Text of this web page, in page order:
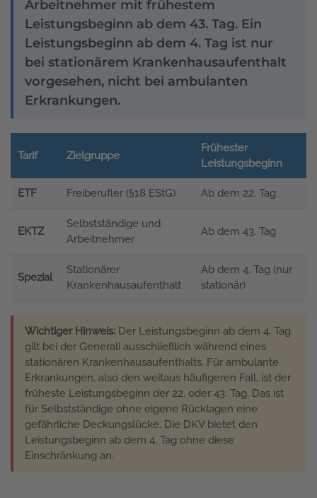
Arbeitnehmer mit frühestem
Leistungsbeginn ab dem 43. Tag. Ein
Leistungsbeginn ab dem 4. Tag ist nur
bei stationärem Krankenhausaufenthalt
vorgesehen, nicht bei ambulanten
Erkrankungen.
Tarif Zielgruppe
Frühester
Leistungsbeginn
ETF Freiberufler (§18 EStG) Ab dem 22. Tag
EKTZ
Selbstständige und
Arbeitnehmer
Ab dem 43. Tag
Spezial
Stationärer
Krankenhausaufenthalt
Ab dem 4. Tag (nur
stationär)
Wichtiger Hinweis: Der Leistungsbeginn ab dem 4. Tag
gilt bei der Generali ausschließlich während eines
stationären Krankenhausaufenthalts. Für ambulante
Erkrankungen, also den weitaus häufigeren Fall, ist der
früheste Leistungsbeginn der 22. oder 43. Tag. Das ist
für Selbstständige ohne eigene Rücklagen eine
gefährliche Deckungslücke. Die DKV bietet den
Leistungsbeginn ab dem 4. Tag ohne diese
Einschränkung an.